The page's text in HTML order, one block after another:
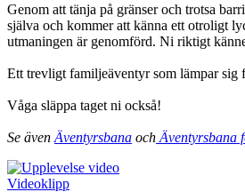
Genom att tänja på gränser och trotsa
själva och kommer att känna ett otroligt
utmaningen är genomförd. Ni riktigt
Ett trevligt familjeäventyr som lämpar sig
Våga släppa taget ni också!
Se även Äventyrsbana och Äventyrsbana
Videoklipp